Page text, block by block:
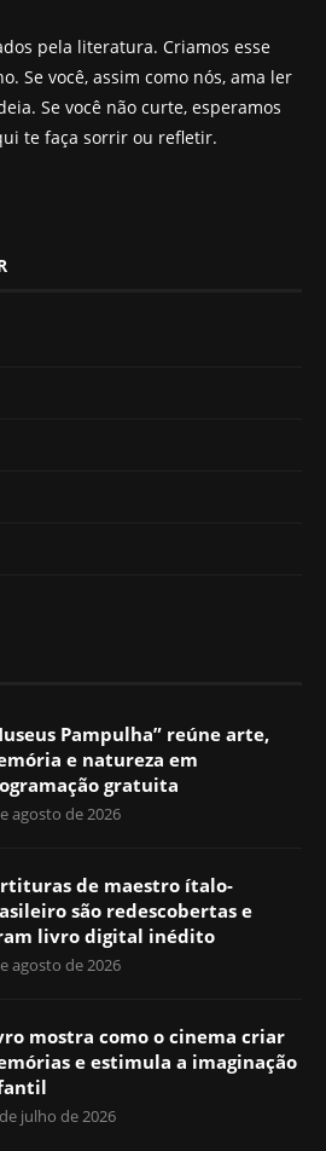
pela literatura. Criamos esse
Se você, assim como nós, ama ler
Se você não curte, esperamos
te faça sorrir ou refletir.
Pampulha” reúne arte,
e natureza em
gratuita
agosto de 2026
de maestro ítalo-
são redescobertas e
livro digital inédito
agosto de 2026
mostra como o cinema criar
e estimula a imaginação
julho de 2026